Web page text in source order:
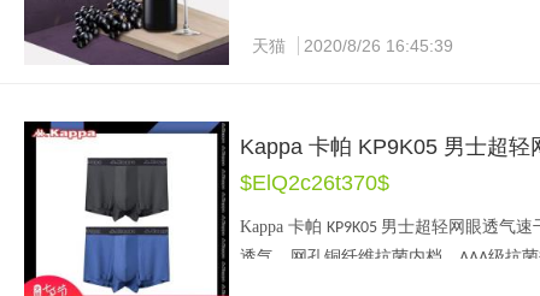
有韵味。回味甘甜，口感柔和。
现，初步推出早餐专区、零食专区、
天猫ALDI旗舰店售价
天猫 2020/8/26 16:45:39
Kappa 卡帕 KP9K05 男士超
$ElQ2c26t370$
Kappa 卡帕 KP9K05 男士超轻网眼透气速
透气，网孔铜纤维抗菌内档， AAA级抗